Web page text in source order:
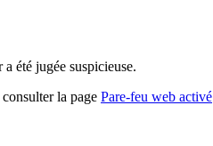
été jugée suspicieuse.
la page Pare-feu web activé